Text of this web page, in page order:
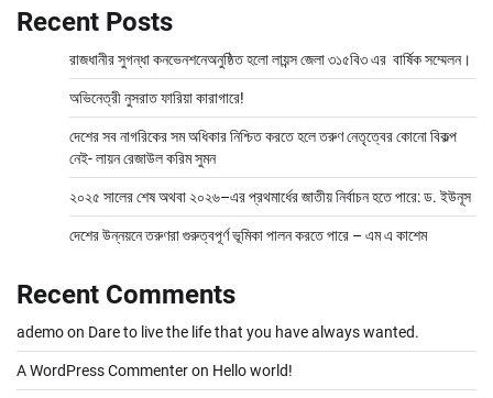
Recent Posts
রাজধানীর সুগন্ধা কনভেনশনেঅনুষ্ঠিত হলো লায়ন্স জেলা ৩১৫বি৩ এর বার্ষিক সম্মেলন।
অভিনেত্রী নুসরাত ফারিয়া কারাগারে!
দেশের সব নাগরিকের সম অধিকার নিশ্চিত করতে হলে তরুণ নেতৃত্বের কোনো বিকল্প
নেই- লায়ন রেজাউল করিম সুমন
২০২৫ সালের শেষ অথবা ২০২৬–এর প্রথমার্ধের জাতীয় নির্বাচন হতে পারে: ড. ইউনূস
দেশের উন্নয়নে তরুণরা গুরুত্বপূর্ণ ভূমিকা পালন করতে পারে – এম এ কাশেম
Recent Comments
ademoon Dare to live the life that you have always wanted.
A WordPress Commenteron Hello world!